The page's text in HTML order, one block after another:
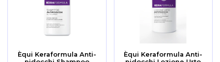
Èqui Keraformula Anti-
Èqui Keraformula Anti-